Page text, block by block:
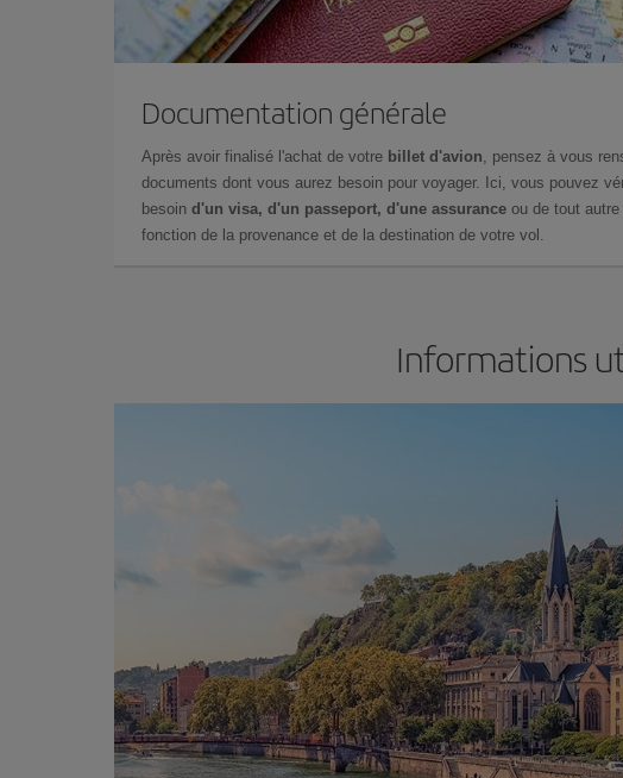
Documentation générale
Après avoir finalisé l'achat de votre billet d'avion, pensez à vous
documents dont vous aurez besoin pour voyager. Ici, vous pouvez
besoin d'un visa, d'un passeport, d'une assurance ou de tout
fonction de la provenance et de la destination de votre vol.
Informations